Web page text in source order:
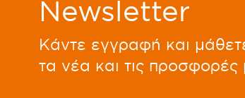
Newsletter
Kάντε εγγραφή και
τα νέα και τις προσφορές